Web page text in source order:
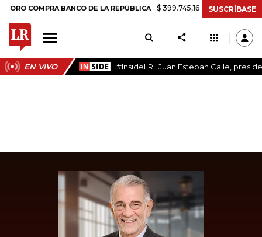
BANCO DE LA REPÚBLICA $ 399.745,16 +$ 2.295,71 +0,58%
SUSCRÍBASE
EN VIVO #InsideLR | Juan Esteban Calle,